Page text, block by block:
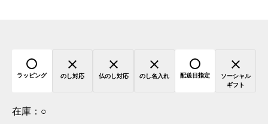
ラッピング のし対応 仏のし対応 のし名入れ 配送日指定
ソーシャル
ギフト
在庫： ○